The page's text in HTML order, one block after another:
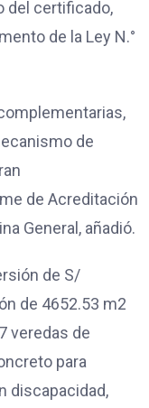
del certificado,
de la Ley N.°
de
de Acreditación
General, añadió.
de S/
de 4652.53 m2
veredas de
para
discapacidad,